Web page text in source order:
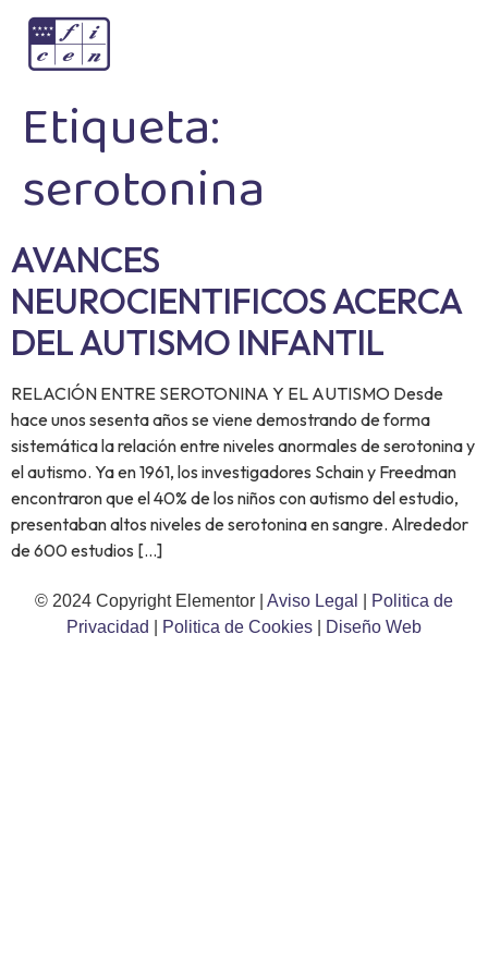
Etiqueta:
serotonina
AVANCES
NEUROCIENTIFICOS ACERCA
DEL AUTISMO INFANTIL
RELACIÓN ENTRE SEROTONINA Y EL AUTISMO Desde
hace unos sesenta años se viene demostrando de forma
sistemática la relación entre niveles anormales de serotonina y
el autismo. Ya en 1961, los investigadores Schain y Freedman
encontraron que el 40% de los niños con autismo del estudio,
presentaban altos niveles de serotonina en sangre. Alrededor
de 600 estudios […]
© 2024 Copyright Elementor | Aviso Legal
Politica de
Privacidad
Politica de Cookies Diseño Web